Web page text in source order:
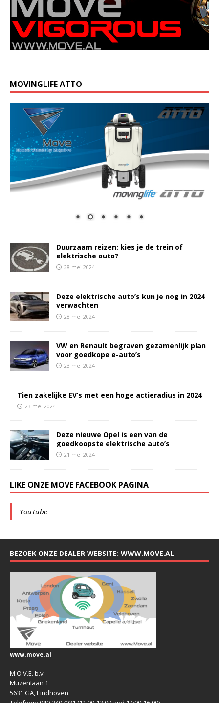
MOVINGLIFE ATTO
Duurzaam reizen: kies je de trein of
elektrische auto?
28 mei 2024
Deze elektrische auto’s kun je nog in 2024
verwachten
28 mei 2024
VW en Renault begraven gezamenlijk plan
voor goedkope e-auto’s
23 mei 2024
Tien zakelijke EV’s met een hoge actieradius in 2024
23 mei 2024
Deze nieuwe Opel is een van de
goedkoopste elektrische auto’s
21 mei 2024
LIKE ONZE MOVE FACEBOOK PAGINA
YouTube
BEZOEK ONZE DEALER WEBSITE: WWW.MOVE.AL
www.move.al
M.O.V.E. b.v.
Muzenlaan 1
5631 GA, Eindhoven